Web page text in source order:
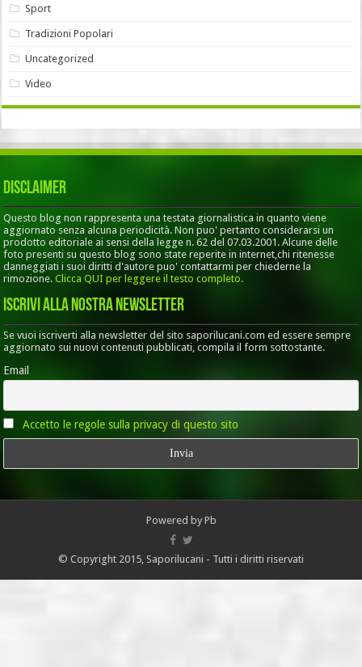
Sport
Tradizioni Popolari
Uncategorized
Video
Disclaimer
Questo blog non rappresenta una testata giornalistica in quanto viene
aggiornato senza alcuna periodicità. Non puo' pertanto considerarsi un
prodotto editoriale ai sensi della legge n. 62 del 07.03.2001. Alcune delle
foto presenti su questo blog sono state reperite in internet,chi ritenesse
danneggiati i suoi diritti d'autore puo' contattarmi per chiederne la
rimozione.Clicca QUI per leggere il testo completo.
Iscrivi alla nostra Newsletter
Se vuoi iscriverti alla newsletter del sito saporilucani.com ed essere sempre
aggiornato sui nuovi contenuti pubblicati, compila il form sottostante.
Email
Accetto le regole sulla privacy di questo sito
Powered by Pb
© Copyright 2015, Saporilucani - Tutti i diritti riservati